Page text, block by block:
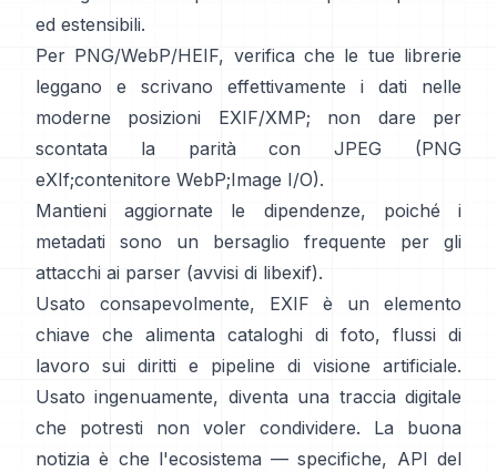
ed estensibili.
Per PNG/WebP/HEIF, verifica che le tue librerie
leggano e scrivano effettivamente i dati nelle
moderne posizioni EXIF/XMP; non dare per
scontata la parità con JPEG (PNG
eXIf;contenitore WebP;Image I/O).
Mantieni aggiornate le dipendenze, poiché i
metadati sono un bersaglio frequente per gli
attacchi ai parser (avvisi di libexif).
Usato consapevolmente, EXIF è un elemento
chiave che alimenta cataloghi di foto, flussi di
lavoro sui diritti e pipeline di visione artificiale.
Usato ingenuamente, diventa una traccia digitale
che potresti non voler condividere. La buona
notizia è che l'ecosistema — specifiche, API del